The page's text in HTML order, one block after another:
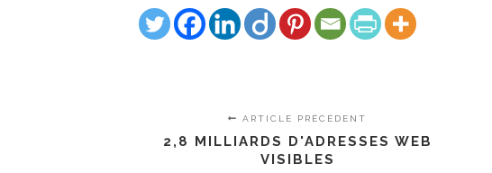
ARTICLE PRÉCÉDENT
2,8 MILLIARDS D'ADRESSES WEB
VISIBLES